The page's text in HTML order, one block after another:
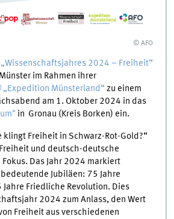
© AFO
„Wissenschaftsjahres 2024 – Freiheit“
im Rahmen ihrer
„Expedition Münsterland“ zu einem
am 1. Oktober 2024 in das
in Gronau (Kreis Borken) ein.
klingt Freiheit in Schwarz-Rot-Gold?“
und deutsch-deutsche
Das Jahr 2024 markiert
Jubiläen: 75 Jahre
Friedliche Revolution. Dies
2024 zum Anlass, den Wert
Freiheit aus verschiedenen